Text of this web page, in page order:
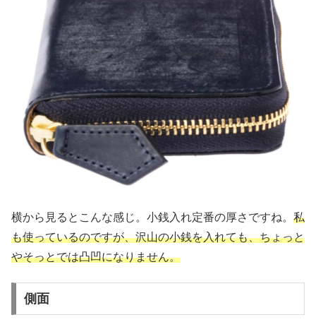
横から見るとこんな感じ。小銭入れ定番の厚さですね。 私
も使っているのですが、沢山の小銭を入れても、ちょっと
やそっとでは凸凹になりません。
側面